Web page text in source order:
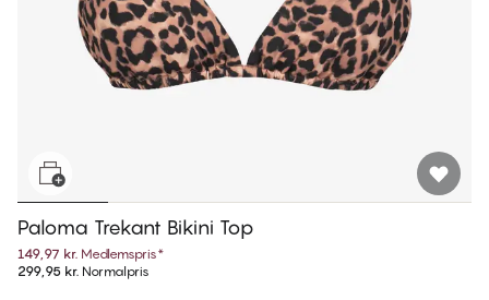
Paloma Trekant Bikini Top
149,97 kr. Medlemspris*
299,95 kr. Normalpris